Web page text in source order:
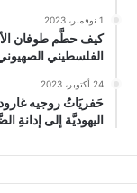
1 نوفمبر، 2023
كيف حطَّم طوفان
الفلسطيني
24 أكتوبر، 2023
حَفريَاتُ روجيه
اليهوديَّة إلى إدانةِ